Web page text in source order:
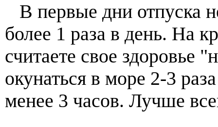
В первые дни отпуска
более 1 раза в день. На
считаете свое
окунаться в море 2-3
менее 3 часов. Лучше